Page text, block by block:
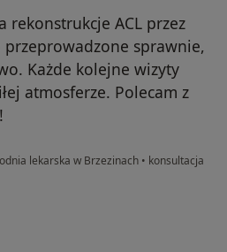
rekonstrukcje ACL przez
przeprowadzone sprawnie,
Każde kolejne wizyty
atmosferze. Polecam z
lekarska w Brzezinach • konsultacja